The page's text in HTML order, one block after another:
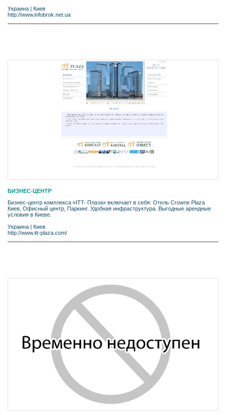
Украина | Киев
http://www.infobrok.net.ua
БИЗНЕС-ЦЕНТР
Бизнес-центр комплекса «ITT- Плаза» включает в себя: Отель Crowne Plaza
Киев, Офисный центр, Паркинг. Удобная инфраструктура. Выгодные арендные
условия в Киеве.
Украина | Киев
http://www.itt-plaza.com/